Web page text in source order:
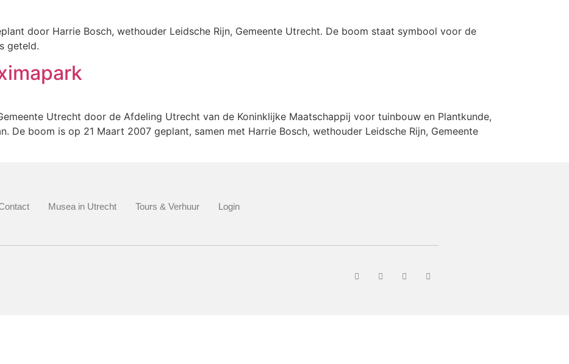
door Harrie Bosch, wethouder Leidsche Rijn, Gemeente Utrecht. De boom staat symbool voor de
geteld.
Utrecht door de Afdeling Utrecht van de Koninklijke Maatschappij voor tuinbouw en Plantkunde,
De boom is op 21 Maart 2007 geplant, samen met Harrie Bosch, wethouder Leidsche Rijn, Gemeente
Musea in Utrecht Tours & Verhuur Login